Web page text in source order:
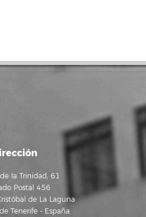
la Trinidad, 61
Postal 456
de La Laguna
Tenerife - España